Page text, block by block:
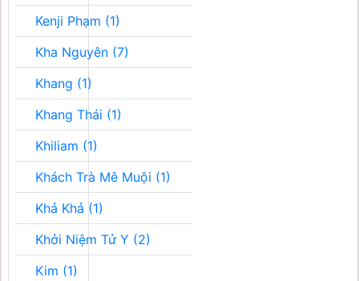
Kenji Phạm (1)
Kha Nguyên (7)
Khang (1)
Khang Thái (1)
Khiliam (1)
Khách Trà Mê Muội (1)
Khả Khả (1)
Khởi Niệm Tử Y (2)
Kim (1)